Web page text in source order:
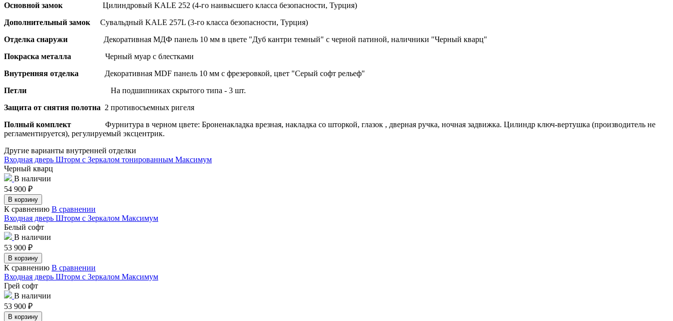
Основной замок Цилиндровый KALE 252 (4-го наивысшего класса безопасности, Турция)
Дополнительный замок Сувальдный KALE 257L (3-го класса безопасности, Турция)
Отделка снаружи Декоративная МДФ панель 10 мм в цвете "Дуб кантри темный" с черной патиной, наличники "Черный кварц"
Покраска металла Черный муар с блестками
Внутренняя отделка Декоративная MDF панель 10 мм с фрезеровкой, цвет "Серый софт рельеф"
Петли На подшипниках скрытого типа - 3 шт.
Защита от снятия полотна 2 противосъемных ригеля
Полный комплект Фурнитура в черном цвете: Броненакладка врезная, накладка со шторкой, глазок , дверная ручка, ночная задвижка. Цилиндр ключ-вертушка (производитель не
регламентируется), регулируемый эксцентрик.
Другие варианты внутренней отделки
Входная дверь Шторм с Зеркалом тонированным Максимум
Черный кварц
В наличии
54 900 ₽
В корзину
К сравнению В сравнении
Входная дверь Шторм с Зеркалом Максимум
Белый софт
В наличии
53 900 ₽
В корзину
К сравнению В сравнении
Входная дверь Шторм с Зеркалом Максимум
Грей софт
В наличии
53 900 ₽
В корзину